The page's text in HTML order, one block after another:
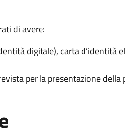
di avere:
digitale), carta d’identità
per la presentazione della